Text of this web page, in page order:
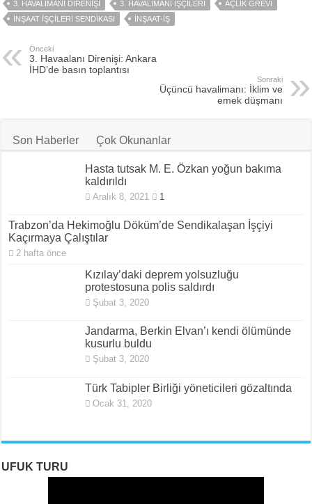
3. HAVALIMANI DIRENIŞI 3. HAVALIMANI IŞÇILERI
AÇLIK GREVI
INŞAAT IŞÇILERI SENDIKASI
INŞAAT-IŞ
Önceki
3. Havaalanı Direnişi: Ankara
İHD’de basın toplantısı
Sonraki
Üçüncü havalimanı: İklim ve
emek düşmanı
Son Haberler Çok Okunanlar
Hasta tutsak M. E. Özkan yoğun bakıma
kaldırıldı
Aralık 8, 2021 1
Trabzon’da Hekimoğlu Döküm’de Sendikalaşan İşçiyi
Kaçırmaya Çalıştılar
2 hafta önce
Kızılay’daki deprem yolsuzluğu
protestosuna polis saldırdı
Şubat 3, 2020
Jandarma, Berkin Elvan’ı kendi ölümünde
kusurlu buldu
Şubat 3, 2020
Türk Tabipler Birliği yöneticileri gözaltında
Ocak 31, 2020
UFUK TURU